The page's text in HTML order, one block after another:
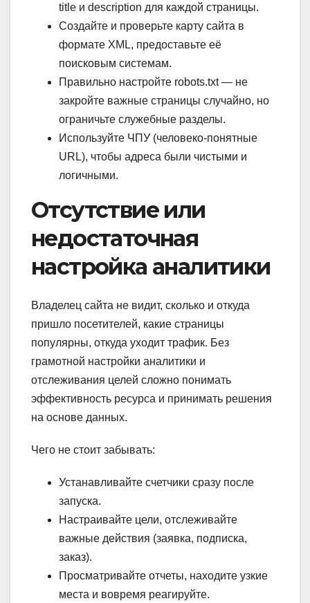
title и description для каждой страницы.
Создайте и проверьте карту сайта в
формате XML, предоставьте её
поисковым системам.
Правильно настройте robots.txt — не
закройте важные страницы случайно, но
ограничьте служебные разделы.
Используйте ЧПУ (человеко-понятные
URL), чтобы адреса были чистыми и
логичными.
Отсутствие или
недостаточная
настройка аналитики
Владелец сайта не видит, сколько и откуда
пришло посетителей, какие страницы
популярны, откуда уходит трафик. Без
грамотной настройки аналитики и
отслеживания целей сложно понимать
эффективность ресурса и принимать решения
на основе данных.
Чего не стоит забывать:
Устанавливайте счетчики сразу после
запуска.
Настраивайте цели, отслеживайте
важные действия (заявка, подписка,
заказ).
Просматривайте отчеты, находите узкие
места и вовремя реагируйте.